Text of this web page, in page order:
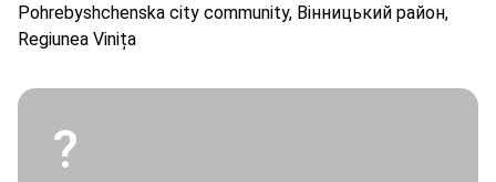
Pohrebyshchenska city community, Вінницький район,
Regiunea Vinița
?